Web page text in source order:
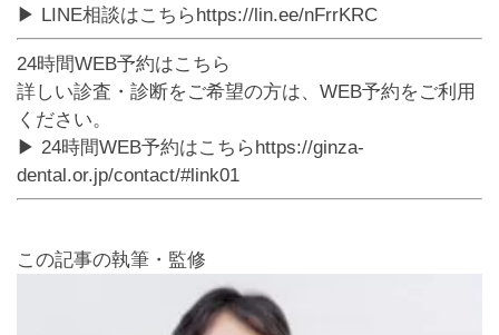
▶ LINE相談はこちらhttps://lin.ee/nFrrKRC
24時間WEB予約はこちら
詳しい診査・診断をご希望の方は、WEB予約をご利用
ください。
▶ 24時間WEB予約はこちらhttps://ginza-
dental.or.jp/contact/#link01
この記事の執筆・監修